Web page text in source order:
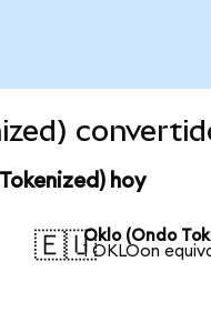
hoy
🇪🇺Oklo (Ondo
1 OKLOon